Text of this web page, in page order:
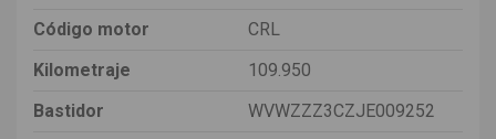
Código motor
CRL
Kilometraje
109.950
Bastidor
WVWZZZ3CZJE009252